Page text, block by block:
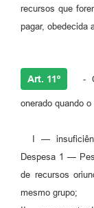
recursos que
pagar, obedecida
Art. 11º -
onerado quando
I —
Despesa 1 —
de recursos
mesmo grupo;